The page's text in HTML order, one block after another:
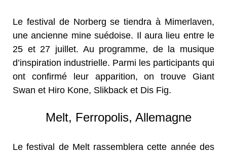
Le festival de Norberg se tiendra à Mimerlaven,
une ancienne mine suédoise. Il aura lieu entre le
25 et 27 juillet. Au programme, de la musique
d’inspiration industrielle. Parmi les participants qui
ont confirmé leur apparition, on trouve Giant
Swan et Hiro Kone, Slikback et Dis Fig.
Melt, Ferropolis, Allemagne
Le festival de Melt rassemblera cette année des